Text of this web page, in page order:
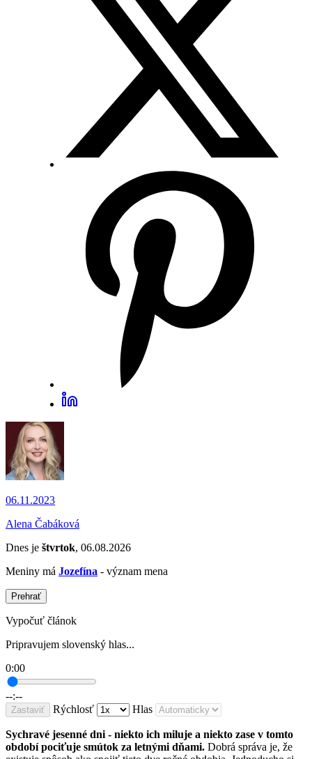
06.11.2023
Alena Čabáková
Dnes je štvrtok, 06.08.2026
Meniny má Jozefína - význam mena
Prehrať
Vypočuť článok
Pripravujem slovenský hlas...
0:00
--:--
Zastaviť Rýchlosť Hlas
Sychravé jesenné dni - niekto ich miluje a niekto zase v tomto
období pociťuje smútok za letnými dňami. Dobrá správa je, že